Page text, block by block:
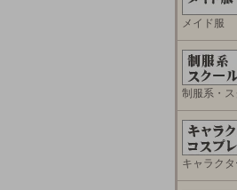
メイド服
制服系・
キャラク